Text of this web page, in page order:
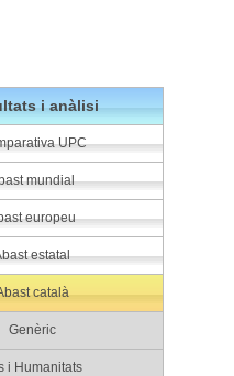
i anàlisi
UPC
mundial
europeu
estatal
català
Genèric
i Humanitats